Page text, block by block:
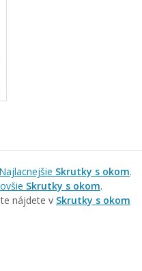
Najlacnejšie Skrutky s okom.
Skrutky s okom.
nájdete v Skrutky s okom